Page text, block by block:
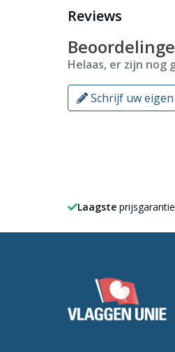
Bij ons heb je keuze uit
Reviews
Helaas, er zijn
Schrijf uw
Laagste prijsgarantie